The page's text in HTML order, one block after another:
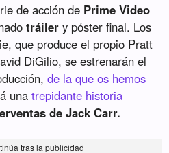
de acción de Prime Video
tráiler y póster final. Los
que produce el propio Pratt
DiGilio, se estrenarán el
de la que os hemos
unatrepidante historia
de Jack Carr.